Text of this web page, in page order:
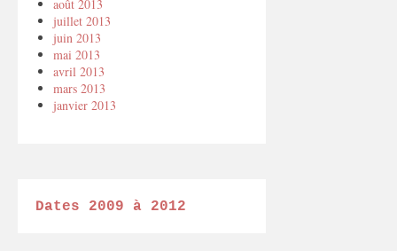
août 2013
juillet 2013
juin 2013
mai 2013
avril 2013
mars 2013
janvier 2013
Dates 2009 à 2012